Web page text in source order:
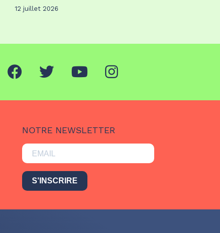
12 juillet 2026
NOTRE NEWSLETTER
S'INSCRIRE